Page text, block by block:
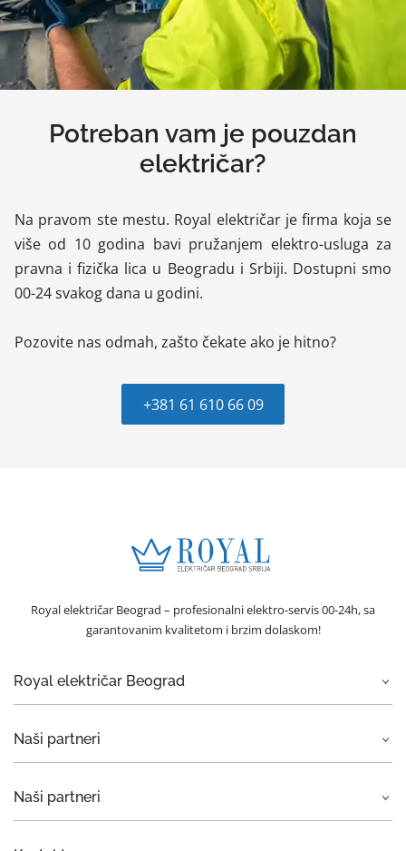
Potreban vam je pouzdan
električar?
Na pravom ste mestu. Royal električar je firma koja se
više od 10 godina bavi pružanjem elektro-usluga za
pravna i fizička lica u Beogradu i Srbiji. Dostupni smo
00-24 svakog dana u godini.
Pozovite nas odmah, zašto čekate ako je hitno?
+381 61 610 66 09
Royal električar Beograd – profesionalni elektro-servis 00-24h, sa
garantovanim kvalitetom i brzim dolaskom!
Royal električar Beograd
Električar Beograd
Servis bele tehnike
Naši partneri
Rent a car Beograd Eurorent
Naši partneri